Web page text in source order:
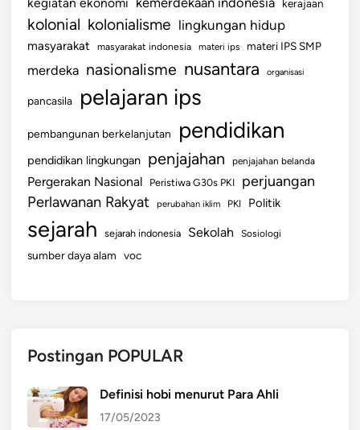
A
M
A
N
S
A
kerajaan
kolonial kolonialisme lingkungan hidup
masyarakat masyarakat indonesia materi ips materi IPS SMP
merdeka nasionalisme nusantara organisasi
pancasila pelajaran ips
pembangunan berkelanjutan pendidikan
pendidikan lingkungan penjajahan penjajahan belanda
Pergerakan Nasional Peristiwa G30s PKI perjuangan
Perlawanan Rakyat perubahan iklim PKI Politik
sejarah sejarah indonesia Sekolah Sosiologi
sumber daya alam voc
Postingan POPULAR
Definisi hobi menurut Para Ahli
17/05/2023